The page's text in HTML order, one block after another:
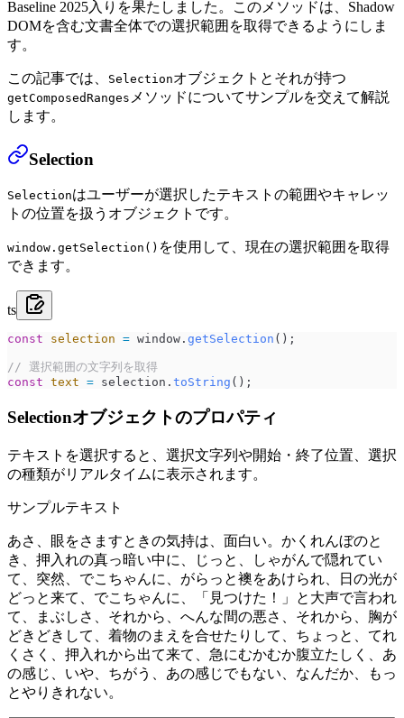
Baseline 2025入りを果たしました。このメソッドは、Shadow
DOMを含む文書全体での選択範囲を取得できるようにしま
す。
この記事では、 Selectionオブジェクトとそれが持つ
getComposedRanges メソッドについてサンプルを交えて解説
します。
Selection
Selectionはユーザーが選択したテキストの範囲やキャレッ
トの位置を扱うオブジェクトです。
window.getSelection() を使用して、現在の選択範囲を取得
できます。
ts
const selection = window . getSelection ();
// 選択範囲の文字列を取得
const text = selection . toString ();
Selectionオブジェクトのプロパティ
テキストを選択すると、選択文字列や開始・終了位置、選択
の種類がリアルタイムに表示されます。
サンプルテキスト
あさ、眼をさますときの気持は、面白い。かくれんぼのと
き、押入れの真っ暗い中に、じっと、しゃがんで隠れてい
て、突然、でこちゃんに、がらっと襖をあけられ、日の光が
どっと来て、でこちゃんに、「見つけた！」と大声で言われ
て、まぶしさ、それから、へんな間の悪さ、それから、胸が
どきどきして、着物のまえを合せたりして、ちょっと、てれ
くさく、押入れから出て来て、急にむかむか腹立たしく、あ
の感じ、いや、ちがう、あの感じでもない、なんだか、もっ
とやりきれない。